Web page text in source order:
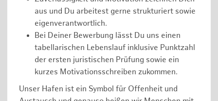
aus und Du arbeitest gerne strukturiert sowie
eigenverantwortlich.
Bei Deiner Bewerbung lässt Du uns einen
tabellarischen Lebenslauf inklusive Punktzahl
der ersten juristischen Prüfung sowie ein
kurzes Motivationsschreiben zukommen.
Unser Hafen ist ein Symbol für Offenheit und